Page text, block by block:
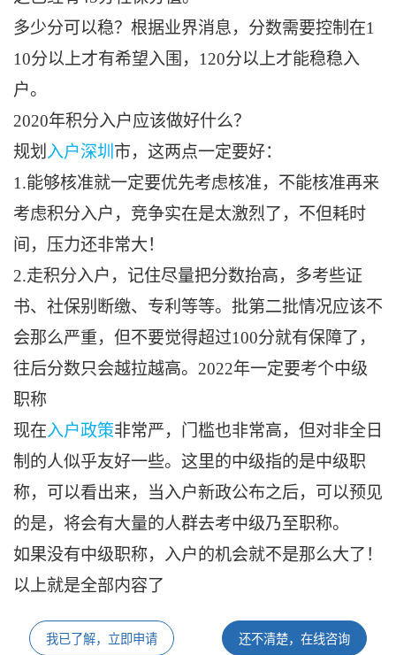
多少分可以稳？根据业界消息，分数需要控制在1
10分以上才有希望入围，120分以上才能稳稳入
户。
2020年积分入户应该做好什么？
规划 入户深圳 市，这两点一定要好：
1.能够核准就一定要优先考虑核准，不能核准再来
考虑积分入户，竞争实在是太激烈了，不但耗时
间，压力还非常大！
2.走积分入户，记住尽量把分数抬高，多考些证
书、社保别断缴、专利等等。批第二批情况应该不
会那么严重，但不要觉得超过100分就有保障了，
往后分数只会越拉越高。2022年一定要考个中级
职称
现在入户政策非常严，门槛也非常高，但对非全日
制的人似乎友好一些。这里的中级指的是中级职
称，可以看出来，当入户新政公布之后，可以预见
的是，将会有大量的人群去考中级乃至职称。
如果没有中级职称，入户的机会就不是那么大了！
以上就是全部内容了
我已了解，立即申请 还不清楚，在线咨询